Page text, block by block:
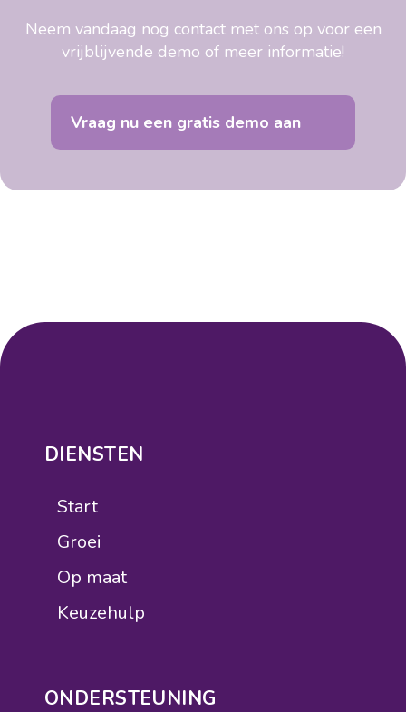
Neem vandaag nog contact met ons op voor een
vrijblijvende demo of meer informatie!
Vraag nu een gratis demo aan
DIENSTEN
Start
Groei
Op maat
Keuzehulp
ONDERSTEUNING